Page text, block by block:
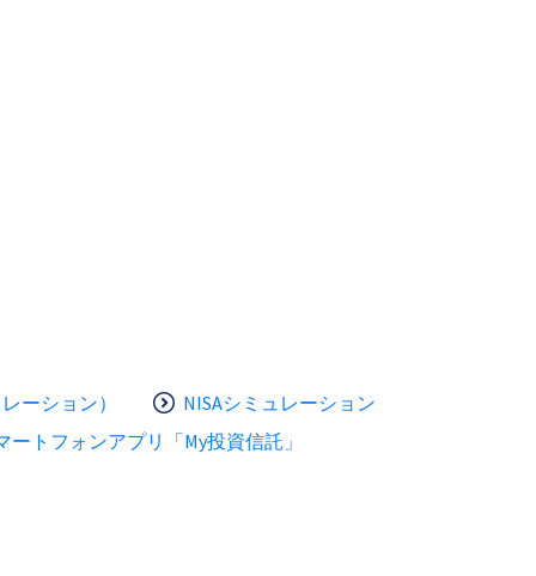
ーション）
NISAシミュレーション
ートフォンアプリ「My投資信託」